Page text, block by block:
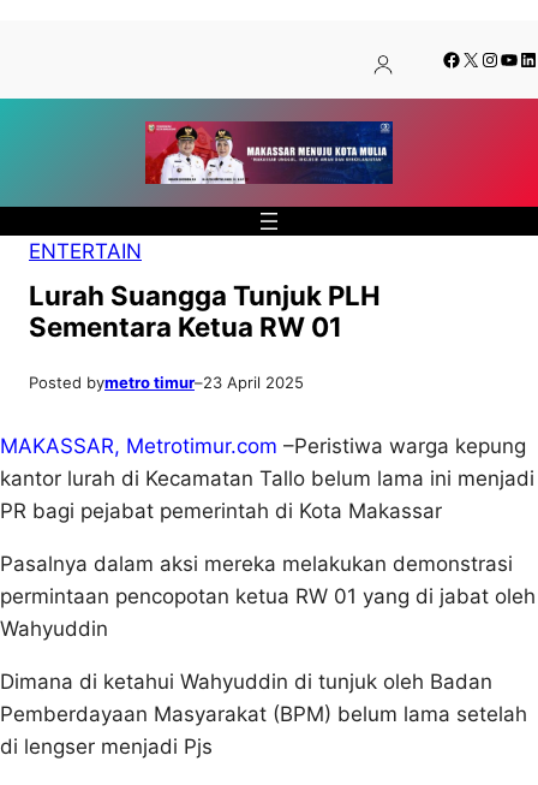
konten
content
Facebook
X
ENTERTAIN
Lurah Suangga Tunjuk PLH
Sementara Ketua RW 01
Posted bymetro timur–23 April 2025
MAKASSAR, Metrotimur.com –Peristiwa warga kepung
kantor lurah di Kecamatan Tallo belum lama ini menjadi
PR bagi pejabat pemerintah di Kota Makassar
Pasalnya dalam aksi mereka melakukan demonstrasi
permintaan pencopotan ketua RW 01 yang di jabat oleh
Wahyuddin
Dimana di ketahui Wahyuddin di tunjuk oleh Badan
Pemberdayaan Masyarakat (BPM) belum lama setelah
di lengser menjadi Pjs